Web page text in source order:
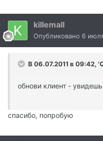
killemall
Опубликовано 6
В 06.07.2011 в 09:42,
обнови клиент - увидешь
спасибо, попробую